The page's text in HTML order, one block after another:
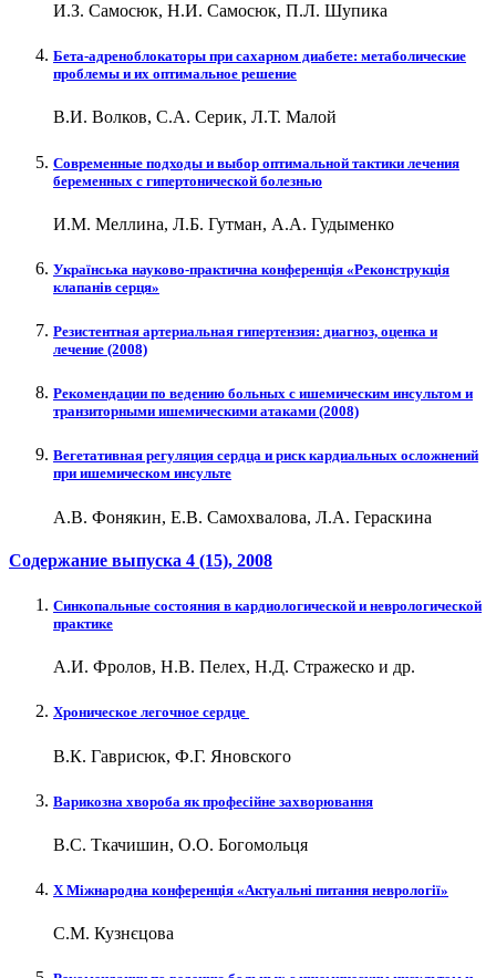
И.З. Самосюк, Н.И. Самосюк, П.Л. Шупика
Бета-адреноблокаторы при сахарном диабете: метаболические
проблемы и их оптимальное решение
В.И. Волков, С.А. Серик, Л.Т. Малой
Современные подходы и выбор оптимальной тактики лечения
беременных с гипертонической болезнью
И.М. Меллина, Л.Б. Гутман, А.А. Гудыменко
Українська науково-практична конференція «Реконструкція
клапанів серця»
Резистентная артериальная гипертензия: диагноз, оценка и
лечение (2008)
Рекомендации по ведению больных с ишемическим инсультом и
транзиторными ишемическими атаками (2008)
Вегетативная регуляция сердца и риск кардиальных осложнений
при ишемическом инсульте
А.В. Фонякин, Е.В. Самохвалова, Л.А. Гераскина
Содержание выпуска 4 (15), 2008
Синкопальные состояния в кардиологической и неврологической
практике
А.И. Фролов, Н.В. Пелех, Н.Д. Стражеско и др.
Хроническое легочное сердце
В.К. Гаврисюк, Ф.Г. Яновского
Варикозна хвороба як професійне захворювання
В.С. Ткачишин, О.О. Богомольця
Х Міжнародна конференція «Актуальні питання неврології»
С.М. Кузнєцова